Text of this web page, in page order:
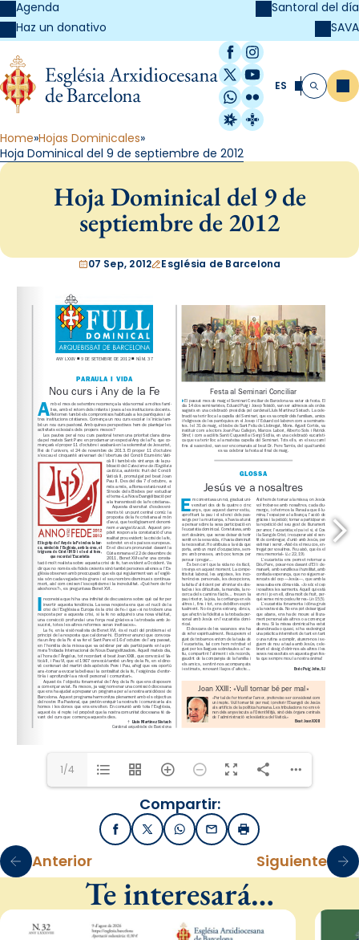
Agenda
Haz un donativo
Santoral del día
SAVA
Facebook
Instagram
X / Twitter
YouTube
WhatsApp
Flickr
Radio Estel
Catalunya
ES Buscar
Home Hojas Dominicales
Hoja Dominical del 9 de septiembre de 2012
Hoja Dominical del 9 de
septiembre de 2012
07 Sep, 2012 Església de Barcelona
www.uic.es/admisiones-titulaciones
1/4
Compartir:
FacebookX / TwitterWhatsApp
EmailImprimir
Anterior Siguiente
Te interesará…